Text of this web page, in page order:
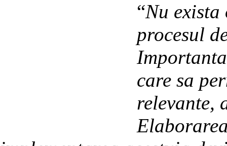
“Nu
procesul
care sa
relevante,